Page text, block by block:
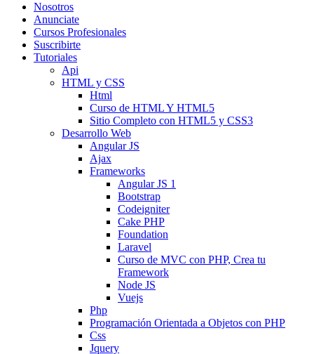
Nosotros
Anunciate
Cursos Profesionales
Suscribirte
Tutoriales
Api
HTML y CSS
Html
Curso de HTML Y HTML5
Sitio Completo con HTML5 y CSS3
Desarrollo Web
Angular JS
Ajax
Frameworks
Angular JS 1
Bootstrap
Codeigniter
Cake PHP
Foundation
Laravel
Curso de MVC con PHP, Crea tu
Framework
Node JS
Vuejs
Php
Programación Orientada a Objetos con PHP
Css
Jquery